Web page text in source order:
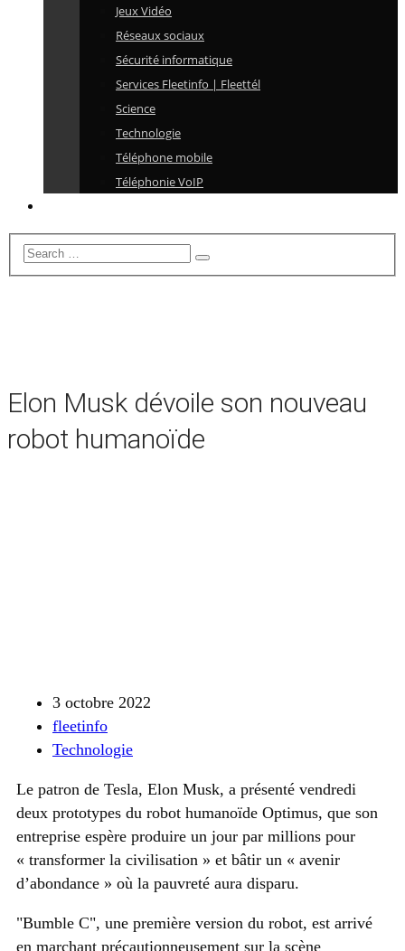
Jeux Vidéo
Réseaux sociaux
Sécurité informatique
Services Fleetinfo | Fleettél
Science
Technologie
Téléphone mobile
Téléphonie VoIP
Elon Musk dévoile son nouveau
robot humanoïde
3 octobre 2022
fleetinfo
Technologie
Le patron de Tesla, Elon Musk, a présenté vendredi
deux prototypes du robot humanoïde Optimus, que son
entreprise espère produire un jour par millions pour
« transformer la civilisation » et bâtir un « avenir
d’abondance » où la pauvreté aura disparu.
Bumble C , une première version du robot, est arrivé
en marchant précautionneusement sur la scène